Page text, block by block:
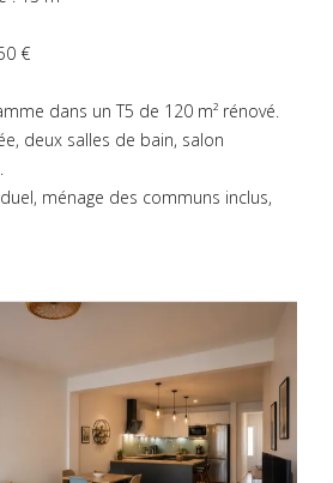
€
dans un T5 de 120 m² rénové.
deux salles de bain, salon
ménage des communs inclus,